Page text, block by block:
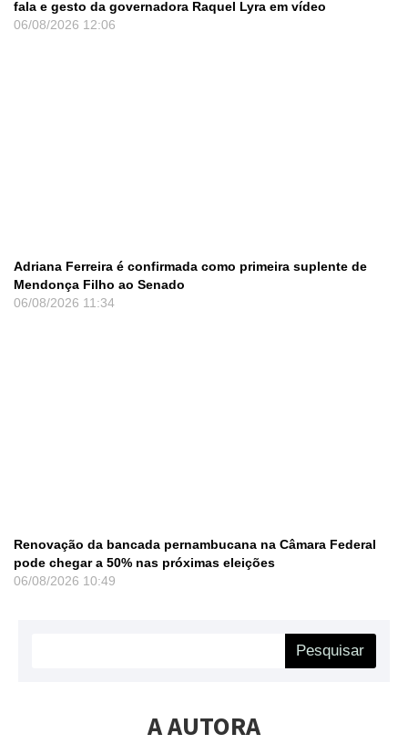
fala e gesto da governadora Raquel Lyra em vídeo
06/08/2026 12:06
Adriana Ferreira é confirmada como primeira suplente de
Mendonça Filho ao Senado
06/08/2026 11:34
Renovação da bancada pernambucana na Câmara Federal
pode chegar a 50% nas próximas eleições
06/08/2026 10:49
Pesquisar
A AUTORA